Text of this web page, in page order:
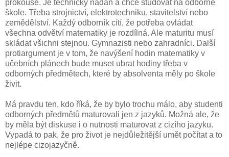
prokouše. Je technicky nadán a chce studovat na odborné
škole. Třeba strojnictví, elektrotechniku, stavitelství nebo
zemědělství. Každý odborník cítí, že potřeba ovládat
všechna odvětví matematiky je rozdílná. Ale maturitu musí
skládat všichni stejnou. Gymnazisti nebo zahradníci. Další
protiargument je v tom, že navýšení hodin matematiky v
učebních plánech bude muset ubrat hodiny třeba v
odborných předmětech, které by absolventa měly po škole
živit.
Má pravdu ten, kdo říká, že by bylo trochu málo, aby studenti
odborných předmětů maturovali jen z jazyků. Možná ale, že
by měla být diskuse i o nutnosti maturovat z cizího jazyku.
Vypadá to pak, že pro život je nejdůležitější umět počítat a to
nejlépe cizojazyčně.